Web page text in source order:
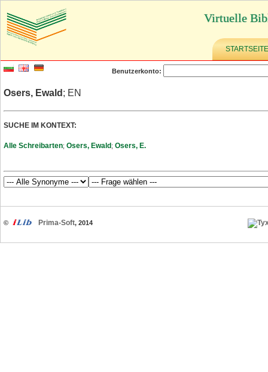
Virtuelle
STARTSEITE
Benutzerkonto:
Osers, Ewald ; EN
SUCHE IM KONTEXT:
Alle Schreibarten; Osers, Ewald; Osers, E.
© Prima-Soft, 2014